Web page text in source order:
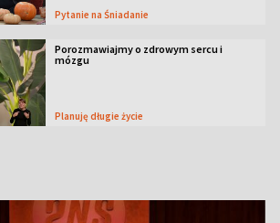
Pytanie na Śniadanie
Porozmawiajmy o zdrowym sercu i
mózgu
Planuję długie życie